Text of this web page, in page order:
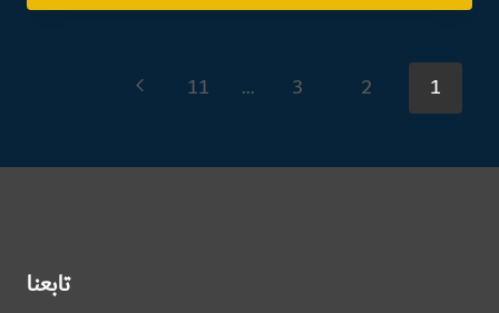
الكونتورية
تنقل
1
2
3
…
11
الصفحة
تابعنا